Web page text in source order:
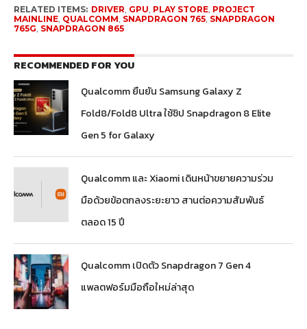
RELATED ITEMS: DRIVER, GPU, PLAY STORE, PROJECT
MAINLINE, QUALCOMM, SNAPDRAGON 765, SNAPDRAGON
765G, SNAPDRAGON 865
RECOMMENDED FOR YOU
Qualcomm ยืนยัน Samsung Galaxy Z
Fold8/Fold8 Ultra ใช้ชิป Snapdragon 8 Elite
Gen 5 for Galaxy
Qualcomm และ Xiaomi เดินหน้าขยายความร่วม
มือด้วยข้อตกลงระยะยาว สานต่อความสัมพันธ์
ตลอด 15 ปี
Qualcomm เปิดตัว Snapdragon 7 Gen 4
แพลตฟอร์มมือถือใหม่ล่าสุด